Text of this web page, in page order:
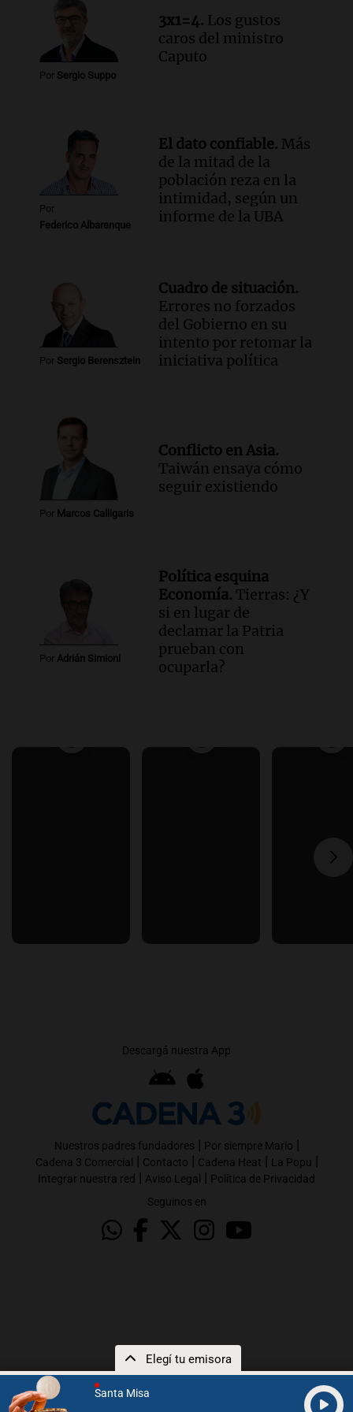
Santa Misa
Elegí tu emisora
Episodios
Audio.
Chile planteó mejorar la
conectividad fronteriza, aérea y digital
con Jujuy
Panorama Federal
Por Sergio Suppo
3x1=4. Los gustos
caros del ministro
Caputo
Por
Federico Albarenque
El dato confiable. Más
de la mitad de la
población reza en la
intimidad, según un
informe de la UBA
Por Sergio Berensztein
Cuadro de situación.
Errores no forzados
del Gobierno en su
intento por retomar la
iniciativa política
Por Marcos Calligaris
Conflicto en Asia.
Taiwán ensaya cómo
seguir existiendo
Por Adrián Simioni
Política esquina
Economía. Tierras: ¿Y
si en lugar de
declamar la Patria
prueban con
ocuparla?
Descargá nuestra App
Nuestros padres fundadores | Por siempre Mario |
Cadena 3 Comercial | Contacto | Cadena Heat | La Popu |
Integrar nuestra red | Aviso Legal | Política de Privacidad
Seguinos en